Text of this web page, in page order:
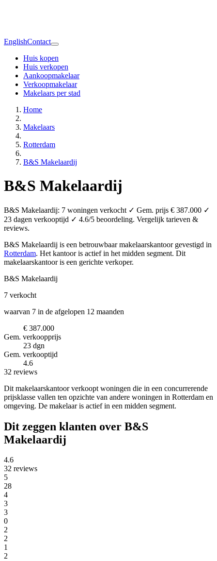
EnglishContact
Huis kopen
Huis verkopen
Aankoopmakelaar
Verkoopmakelaar
Makelaars per stad
Home
Makelaars
Rotterdam
B&S Makelaardij
B&S Makelaardij
B&S Makelaardij: 7 woningen verkocht ✓ Gem. prijs € 387.000 ✓
23 dagen verkooptijd ✓ 4.6/5 beoordeling. Vergelijk tarieven &
reviews.
B&S Makelaardij is een betrouwbaar makelaarskantoor gevestigd in
Rotterdam. Het kantoor is actief in het midden segment. Dit
makelaarskantoor is een gerichte verkoper.
B&S Makelaardij
7 verkocht
waarvan 7 in de afgelopen 12 maanden
€ 387.000
Gem. verkoopprijs
23 dgn
Gem. verkooptijd
4.6
32 reviews
Dit makelaarskantoor verkoopt woningen die in een concurrerende
prijsklasse vallen ten opzichte van andere woningen in Rotterdam en
omgeving. De makelaar is actief in een midden segment.
Dit zeggen klanten over B&S
Makelaardij
4.6
32 reviews
5
28
4
3
3
0
2
2
1
2